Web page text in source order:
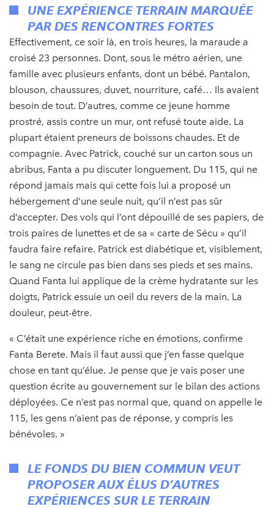
UNE EXPÉRIENCE TERRAIN MARQUÉE
PAR DES RENCONTRES FORTES
Effectivement, ce soir là, en trois heures, la maraude a
croisé 23 personnes. Dont, sous le métro aérien, une
famille avec plusieurs enfants, dont un bébé. Pantalon,
blouson, chaussures, duvet, nourriture, café… Ils avaient
besoin de tout. D’autres, comme ce jeune homme
prostré, assis contre un mur, ont refusé toute aide. La
plupart étaient preneurs de boissons chaudes. Et de
compagnie. Avec Patrick, couché sur un carton sous un
abribus, Fanta a pu discuter longuement. Du 115, qui ne
répond jamais mais qui cette fois lui a proposé un
hébergement d’une seule nuit, qu’il n’est pas sûr
d’accepter. Des vols qui l’ont dépouillé de ses papiers, de
trois paires de lunettes et de sa « carte de Sécu » qu’il
faudra faire refaire. Patrick est diabétique et, visiblement,
le sang ne circule pas bien dans ses pieds et ses mains.
Quand Fanta lui applique de la crème hydratante sur les
doigts, Patrick essuie un oeil du revers de la main. La
douleur, peut-être.
« C’était une expérience riche en émotions, confirme
Fanta Berete. Mais il faut aussi que j’en fasse quelque
chose en tant qu’élue. Je pense que je vais poser une
question écrite au gouvernement sur le bilan des actions
déployées. Ce n’est pas normal que, quand on appelle le
115, les gens n’aient pas de réponse, y compris les
bénévoles. »
LE FONDS DU BIEN COMMUN VEUT
PROPOSER AUX ÉLUS D’AUTRES
EXPÉRIENCES SUR LE TERRAIN